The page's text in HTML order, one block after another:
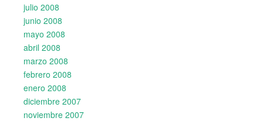
julio 2008
junio 2008
mayo 2008
abril 2008
marzo 2008
febrero 2008
enero 2008
diciembre 2007
noviembre 2007